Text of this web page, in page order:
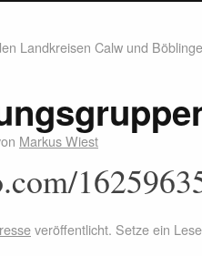
Landkreisen Calw und
Markus Wiest
veröffentlicht. Setze ein